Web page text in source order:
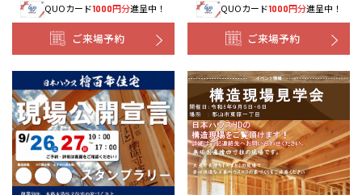
QUOカード1000円分進呈中！
ご来場予約
QUOカード1000円分進呈中！
ご来場予約